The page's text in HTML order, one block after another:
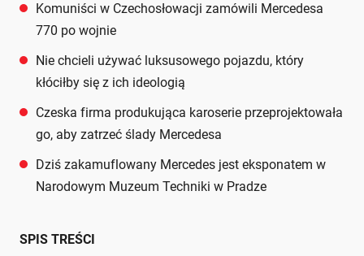
Komuniści w Czechosłowacji zamówili Mercedesa
770 po wojnie
Nie chcieli używać luksusowego pojazdu, który
kłóciłby się z ich ideologią
Czeska firma produkująca karoserie przeprojektowała
go, aby zatrzeć ślady Mercedesa
Dziś zakamuflowany Mercedes jest eksponatem w
Narodowym Muzeum Techniki w Pradze
SPIS TREŚCI